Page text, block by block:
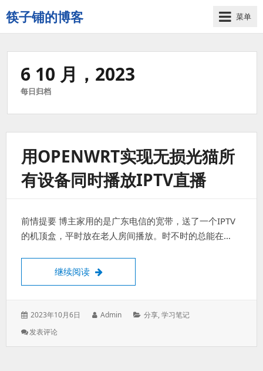
筷子铺的博客
记
录
点
菜单
6 10 月，2023
每日归档
用OPENWRT实现无损光猫所
有设备同时播放IPTV直播
前情提要 博主家用的是广东电信的宽带，送了一个IPTV
的机顶盒，平时放在老人房间播放。时不时的总能在…
继续阅读 用OpenWRT实现无损光猫所有设备同时播
发
于：
2023年10月6日
作
Admin
分
分享,学习笔记
发表评论: 用